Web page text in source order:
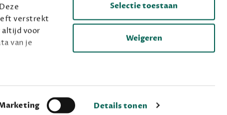
verstrekt
altijd voor
van je
Details tonen
Selectie toestaan
Weigeren